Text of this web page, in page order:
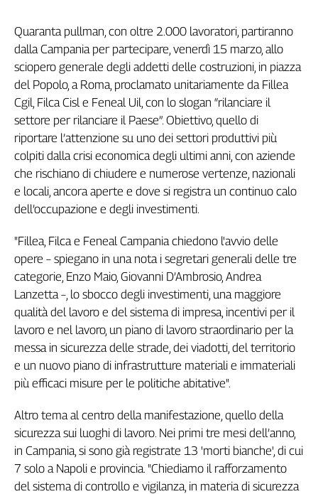
Internazionale
Culture
Categorie
Filcams
Filctem
Fillea
Filt
Fiom
Fisac
Flai
Nidil
Inca
Caaf
Speciali
di
Genova,
sangue
della
ragione
Quaranta pullman, con oltre 2.000 lavoratori, partiranno
dalla Campania per partecipare, venerdì 15 marzo, allo
sciopero generale degli addetti delle costruzioni, in piazza
del Popolo, a Roma, proclamato unitariamente da Fillea
Cgil, Filca Cisl e Feneal Uil, con lo slogan “rilanciare il
settore per rilanciare il Paese”. Obiettivo, quello di
riportare l’attenzione su uno dei settori produttivi più
colpiti dalla crisi economica degli ultimi anni, con aziende
che rischiano di chiudere e numerose vertenze, nazionali
e locali, ancora aperte e dove si registra un continuo calo
dell’occupazione e degli investimenti.
"Fillea, Filca e Feneal Campania chiedono l'avvio delle
opere – spiegano in una nota i segretari generali delle tre
categorie, Enzo Maio, Giovanni D’Ambrosio, Andrea
Lanzetta –, lo sbocco degli investimenti, una maggiore
qualità del lavoro e del sistema di impresa, incentivi per il
lavoro e nel lavoro, un piano di lavoro straordinario per la
messa in sicurezza delle strade, dei viadotti, del territorio
e un nuovo piano di infrastrutture materiali e immateriali
più efficaci misure per le politiche abitative".
Altro tema al centro della manifestazione, quello della
sicurezza sui luoghi di lavoro. Nei primi tre mesi dell’anno,
in Campania, si sono già registrate 13 'morti bianche', di cui
7 solo a Napoli e provincia. "Chiediamo il rafforzamento
del sistema di controllo e vigilanza, in materia di sicurezza